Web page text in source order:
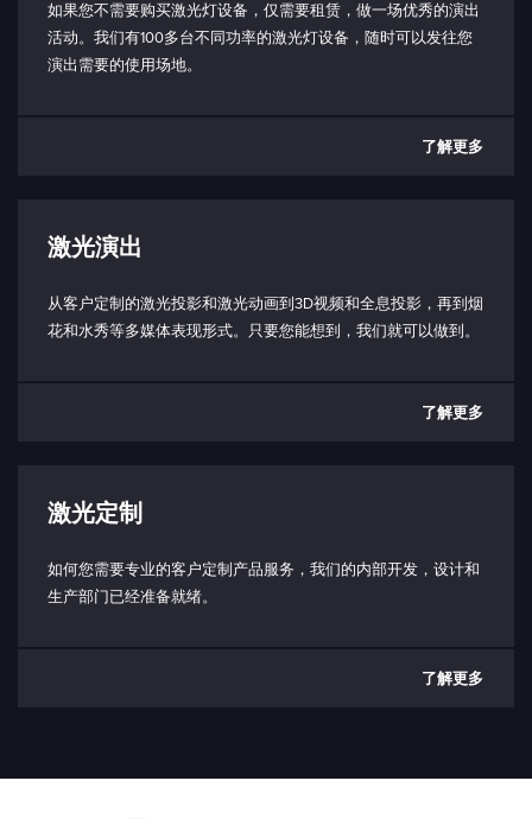
模拟/TTL 输入阻抗：
5 kΩ
短路：使能发射（3.3V，10 kΩ)
打开：禁用发射
储存温度范围：
防护等级（仅限激光头）：
如果您不需要购买激光灯设备，仅需要租赁，做一场优秀的演出
活动。我们有100多台不同功率的激光灯设备，随时可以发往您
演出需要的使用场地。
了解更多
激光演出
从客户定制的激光投影和激光动画到3D视频和全息投影，再到烟
花和水秀等多媒体表现形式。只要您能想到，我们就可以做到。
了解更多
激光定制
如何您需要专业的客户定制产品服务，我们的内部开发，设计和
生产部门已经准备就绪。
了解更多